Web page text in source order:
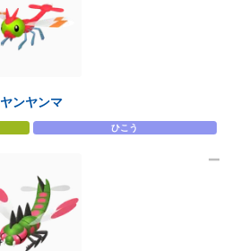
ヤンヤンマ
ひこう